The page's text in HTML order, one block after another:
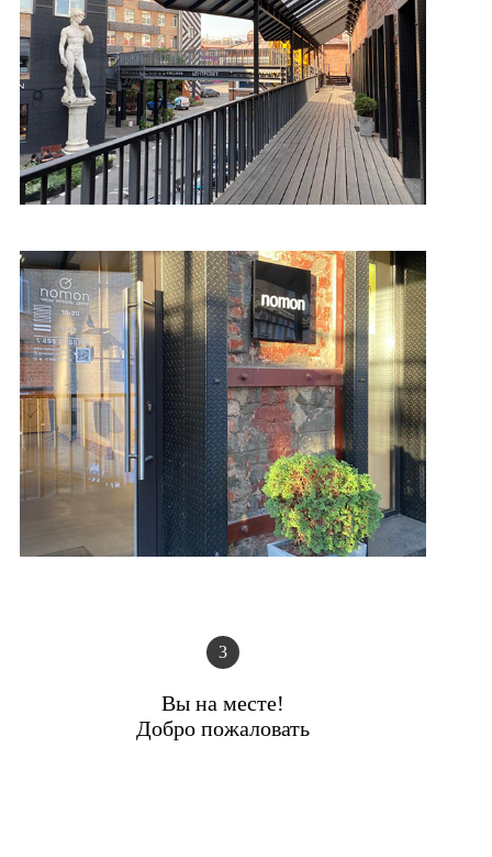
3
Вы на месте!
Добро пожаловать